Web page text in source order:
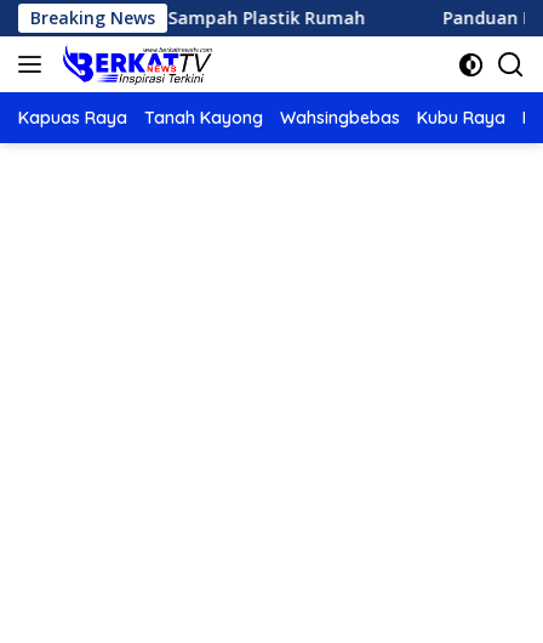
Langsung
ke
konten
Breaking News
Sampah Plastik Rumah Panduan Lengkap
Kapuas Raya Tanah Kayong Wahsingbebas Kubu Raya